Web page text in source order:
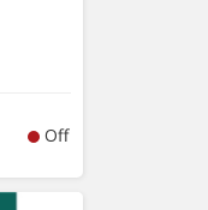
Off